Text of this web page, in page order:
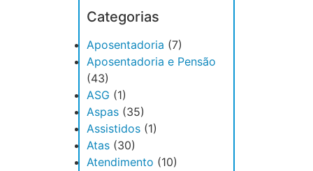
Categorias
Aposentadoria (7)
Aposentadoria e Pensão
(43)
ASG (1)
Aspas (35)
Assistidos (1)
Atas (30)
Atendimento (10)